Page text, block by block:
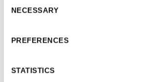
Selection
NECESSARY
PREFERENCES
STATISTICS
Oslonvuonoon toukokuun 15.
Herreros, sama toimisto, joka
uuden Munch-museon
rakennusvaiheessa arkkitehdit
riemun ja halusivat suunnitella